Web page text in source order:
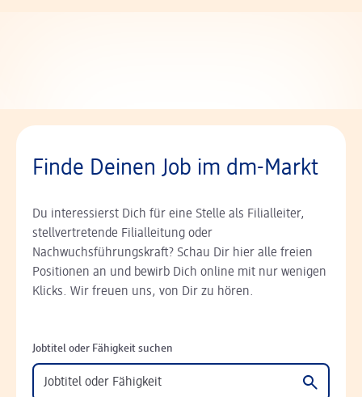
Finde Deinen Job im dm-Markt
Du interessierst Dich für eine Stelle als Filialleiter,
stellvertretende Filialleitung oder
Nachwuchsführungskraft? Schau Dir hier alle freien
Positionen an und bewirb Dich online mit nur wenigen
Klicks. Wir freuen uns, von Dir zu hören.
Jobtitel oder Fähigkeit suchen